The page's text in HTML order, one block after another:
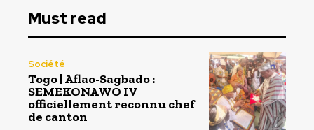
Must read
Société
Togo | Aflao-Sagbado :
SEMEKONAWO IV
officiellement reconnu chef
de canton